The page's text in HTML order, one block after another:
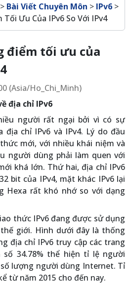
> Bài Viết Chuyên Môn > IPv6 >
Ưu Của IPv6 So Với IPv4
điểm tối ưu của
(Asia/Ho_Chi_Minh)
địa chỉ IPv6
người rất ngại bởi vì có sự
địa chỉ IPv6 và IPv4. Lý do đầu
mới, với nhiều khái niệm và
người dùng phải làm quen với
khá lớn. Thứ hai, địa chỉ IPv6
bit của IPv4, mặt khác IPv6 lại
Hexa rất khó nhớ so với dạng
thức IPv6 đang được sử dụng
giới. Hình dưới đây là thống
địa chỉ IPv6 truy cập các trang
số 34.78% thể hiện tỉ lệ người
lượng người dùng Internet. Tỉ
từ năm 2015 cho đến nay.